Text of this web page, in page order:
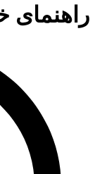
راهنمای